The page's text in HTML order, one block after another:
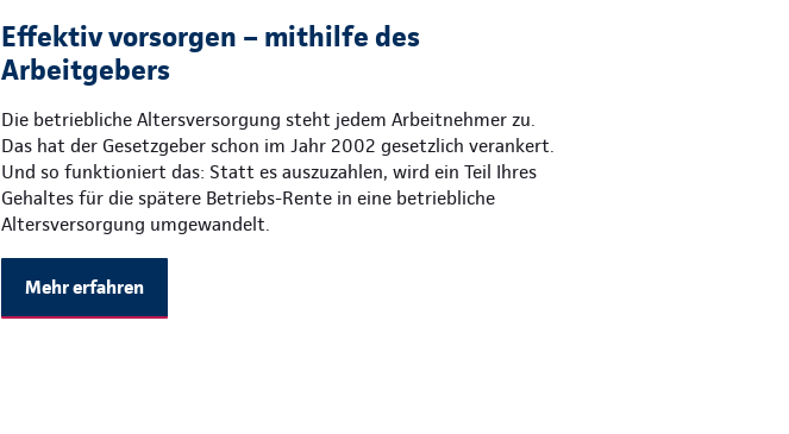
Effektiv vorsorgen – mithilfe des
Arbeitgebers
Die betriebliche Altersversorgung steht jedem Arbeitnehmer zu.
Das hat der Gesetzgeber schon im Jahr 2002 gesetzlich verankert.
Und so funktioniert das: Statt es auszuzahlen, wird ein Teil Ihres
Gehaltes für die spätere Betriebs-Rente in eine betriebliche
Altersversorgung umgewandelt.
Mehr erfahren